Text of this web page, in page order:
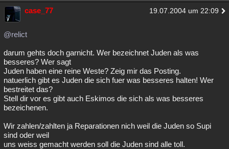
case_77 19.07.2004 um 22:09
@relict
darum gehts doch garnicht. Wer bezeichnet Juden als was
besseres? Wer sagt
Juden haben eine reine Weste? Zeig mir das Posting.
natuerlich gibt es Juden die sich fuer was besseres halten! Wer
bestreitet das?
Stell dir vor es gibt auch Eskimos die sich als was besseres
bezeichenen.
Wir zahlen/zahlten ja Reparationen nich weil die Juden so Supi
sind oder weil
uns weiss gemacht werden soll die Juden sind alle toll.